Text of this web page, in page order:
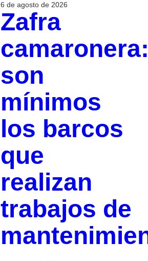
6 de agosto de 2026
Zafra
son
mínimos
los barcos
que
realizan
trabajos de